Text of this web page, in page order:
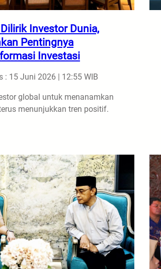
Investor Dunia,
Pentingnya
Investasi
: 15 Juni 2026 | 12:55 WIB
global untuk menanamkan
menunjukkan tren positif.